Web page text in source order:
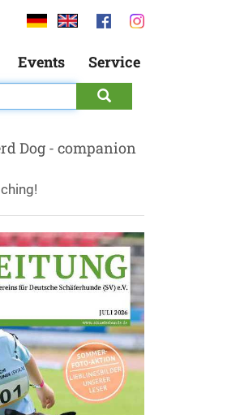
Events Service
Dog - companion